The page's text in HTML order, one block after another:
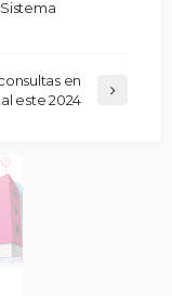
en
este 2024